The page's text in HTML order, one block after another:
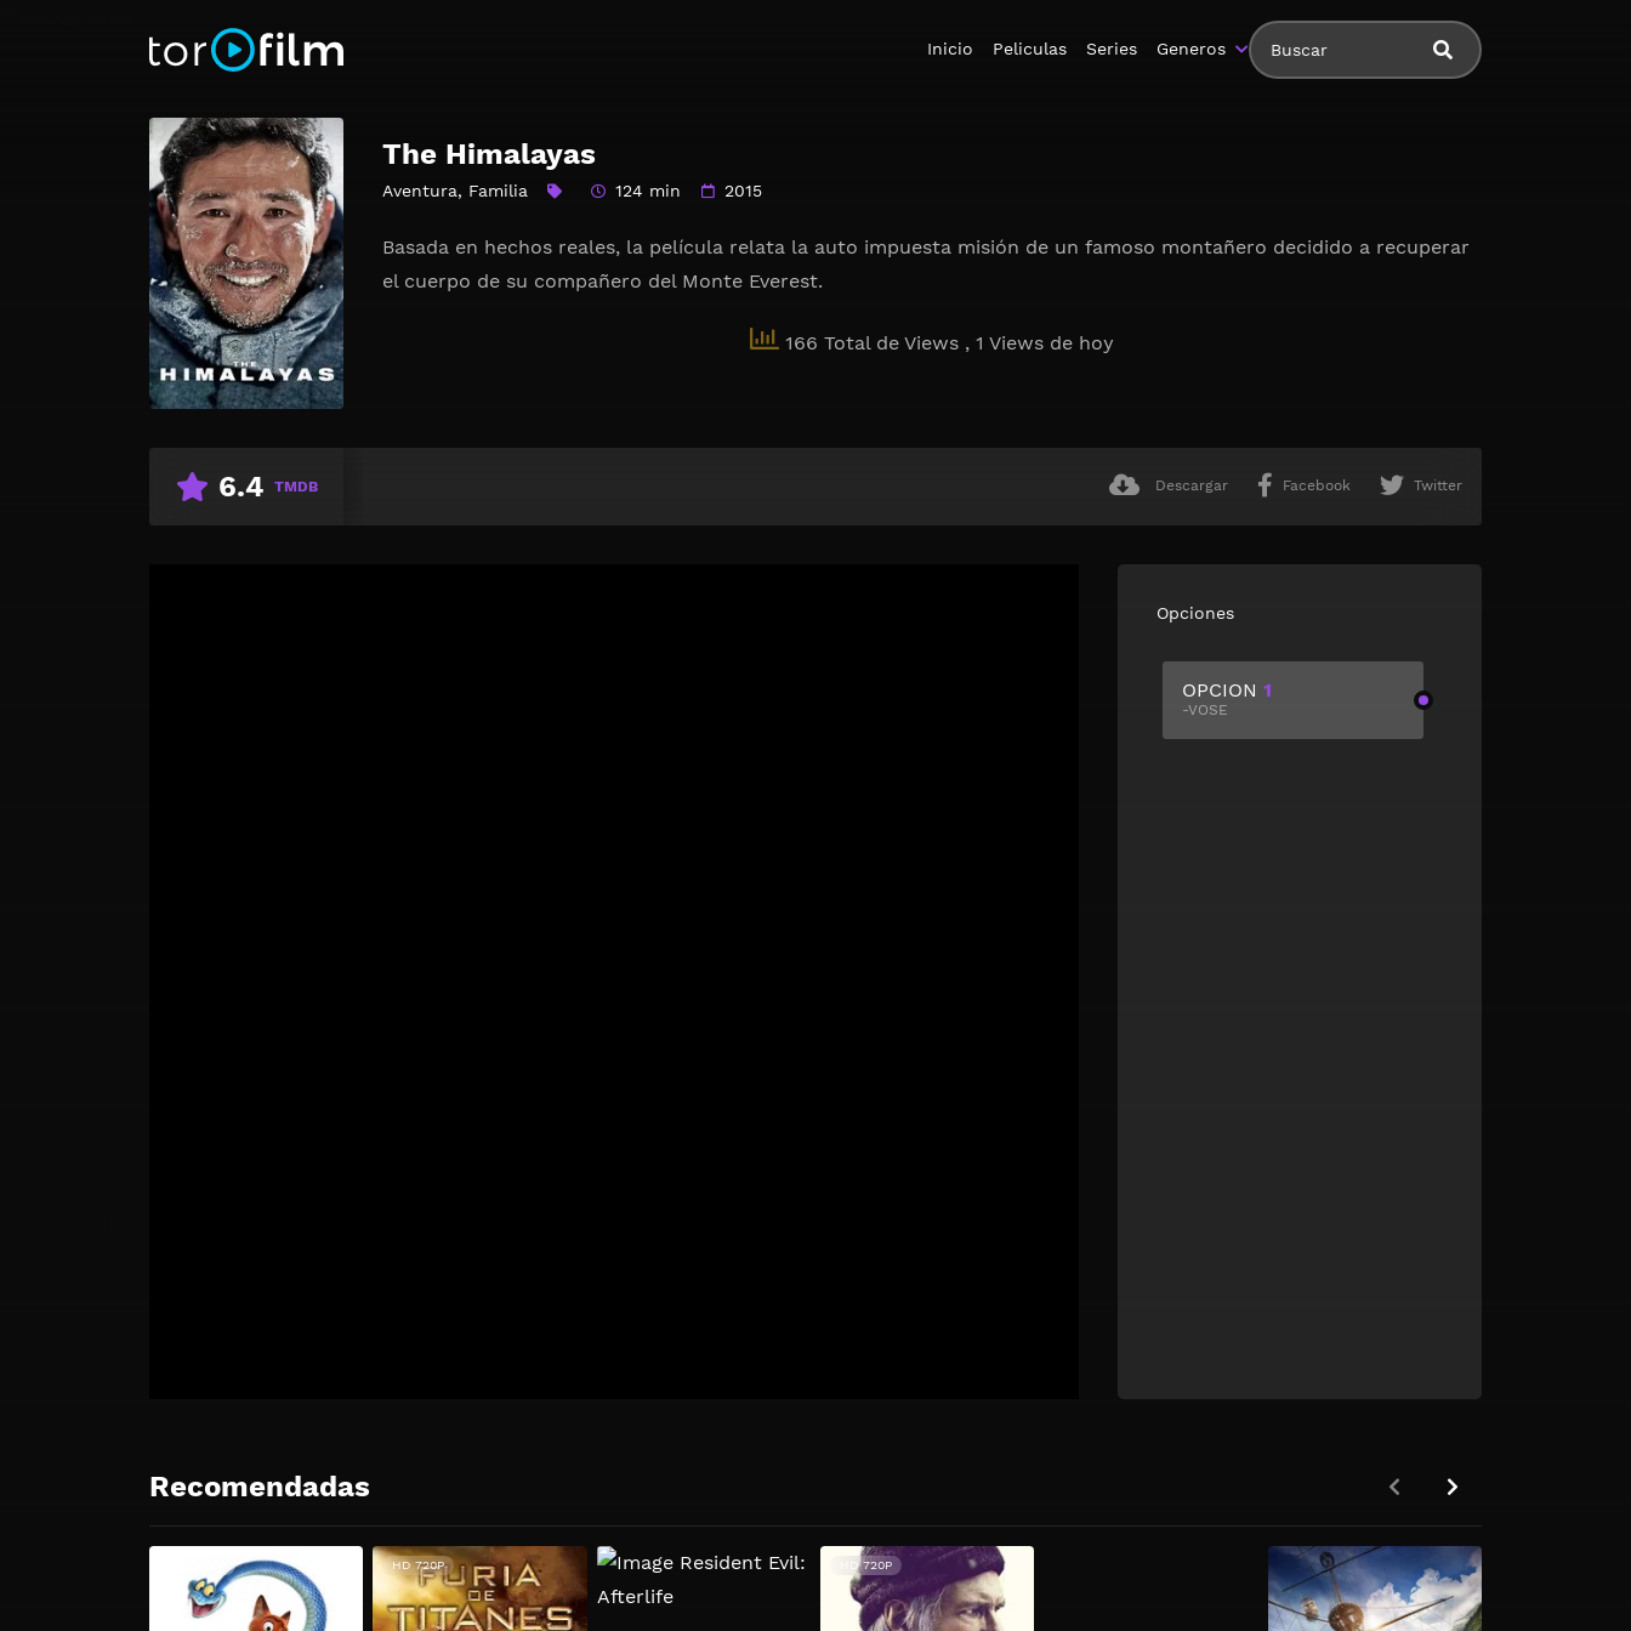
Inicio Peliculas Series Generos
The Himalayas
Aventura, Familia 124 min 2015
Basada en hechos reales, la película relata la auto impuesta misión de un famoso montañero decidido a recuperar
el cuerpo de su compañero del Monte Everest.
166 Total de Views , 1 Views de hoy
6.4 TMDB Descargar Facebook Twitter
Opciones
OPCION 1
-VOSE
Recomendadas
HD 720P HD 720P